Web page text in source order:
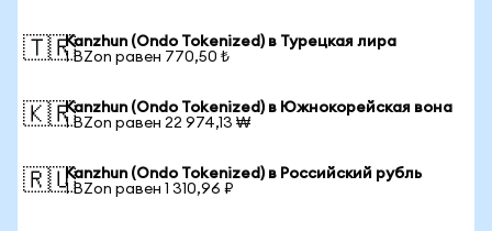
🇹🇷Kanzhun (Ondo Tokenized) в Турецкая лира
1 BZon равен 770,50 ₺
🇰🇷Kanzhun (Ondo Tokenized) в Южнокорейская вона
1 BZon равен 22 974,13 ₩
🇷🇺Kanzhun (Ondo Tokenized) в Российский рубль
1 BZon равен 1 310,96 ₽